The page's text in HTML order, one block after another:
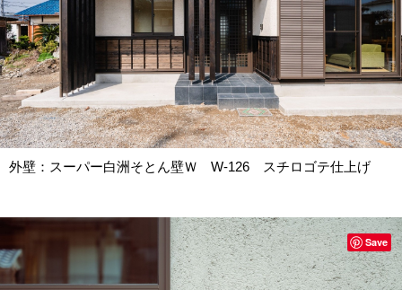
外壁：スーパー白洲そとん壁Ｗ W-126 スチロゴテ仕上げ
Save